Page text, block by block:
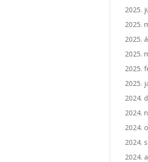
2025.
2025.
2025.
2025.
2025.
2025.
2024.
2024.
2024.
2024.
2024.